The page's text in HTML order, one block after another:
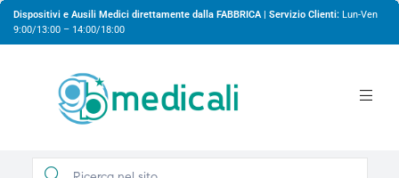
Dispositivi e Ausili Medici direttamente dalla FABBRICA | Servizio Clienti: Lun-Ven
9:00/13:00 – 14:00/18:00